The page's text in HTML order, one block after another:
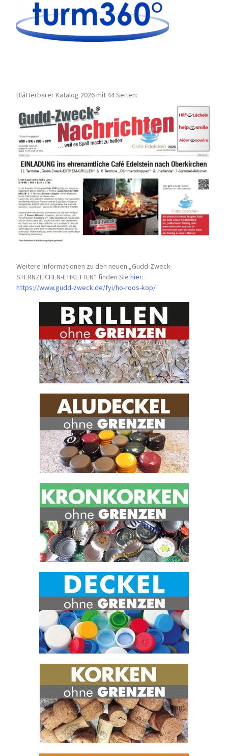
Blätterbarer Katalog 2026 mit 44 Seiten:
Weitere Informationen zu den neuen „Gudd-Zweck-
STERNZEICHEN-ETIKETTEN“ finden Siehier:
https://www.gudd-zweck.de/fyi/ho-roos-kop/